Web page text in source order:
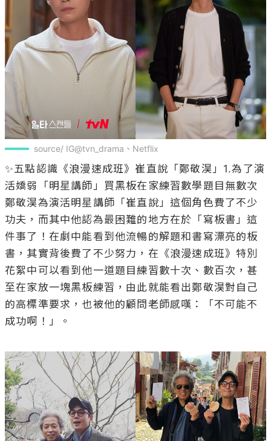
source/ IG@tvn_drama、Netflix
✨五點認識《浪漫速成班》崔直說「鄭敬淏」1.為了演
活嬌弱「明星講師」買黑板在家練習數學題目無數次
鄭敬淏為演活明星講師「崔直說」這個角色費了不少
功夫，而其中他認為最困難的地方在於「寫板書」這
件事了！在劇中能看到他流暢的解題和書寫漂亮的板
書，其實背後費了不少努力，在《浪漫速成班》特別
花絮中可以看到他一道題目練習數十次、數百次，甚
至在家放一塊黑板練習，由此就能看出鄭敬淏對自己
的高標準要求，也被他的顧問老師感嘆：「不可能不
成功啊！」。